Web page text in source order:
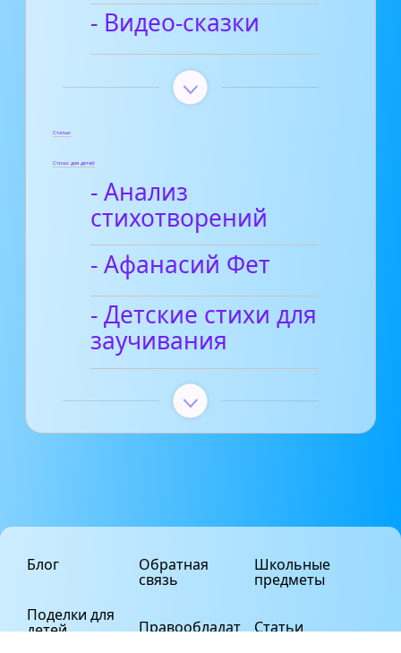
- Видео-сказки
Статьи
Стихи для детей
- Анализ
стихотворений
- Афанасий Фет
- Детские стихи для
заучивания
Блог
Поделки для
детей
Обратная
связь
Правообладат
Школьные
предметы
Статьи